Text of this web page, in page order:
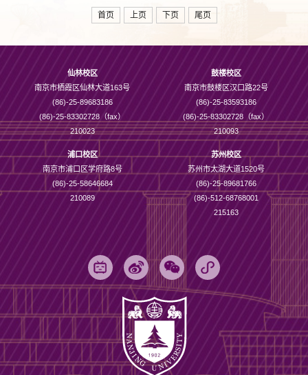
首页 上页 下页 尾页
仙林校区
南京市栖霞区仙林大道163号
(86)-25-89683186
(86)-25-83302728（fax）
210023
鼓楼校区
南京市鼓楼区汉口路22号
(86)-25-83593186
(86)-25-83302728（fax）
210093
浦口校区
南京市浦口区学府路8号
(86)-25-58646684
210089
苏州校区
苏州市太湖大道1520号
(86)-25-89681766
(86)-512-68768001
215163